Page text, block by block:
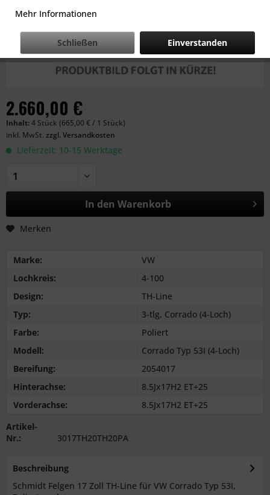
2.660,00 €
Inhalt:4 Stück (665,00 € / 1 Stück)
inkl. MwSt. zzgl. Versandkosten
Lieferzeit: 10-15 Werktage
In den Warenkorb
Merken
Marke:
VW
Lochkreis:
4-100
Design:
TH-Line
Typ:
3-tlg, Corrado (4-Loch)
Farbe:
Poliert
Modell:
Corrado Typ 53I (4-Loch)
Bereifung:
2054017
Hinterachse:
8.5Jx17H2 ET+25
Vorderachse:
8.5Jx17H2 ET+25
Artikel-
Nr.:
3017TH20TH20PA
Beschreibung
Schmidt Felgen 17 Zoll TH-Line für VW Corrado Typ 53I,
Mehr Informationen
Einverstanden
Schließen